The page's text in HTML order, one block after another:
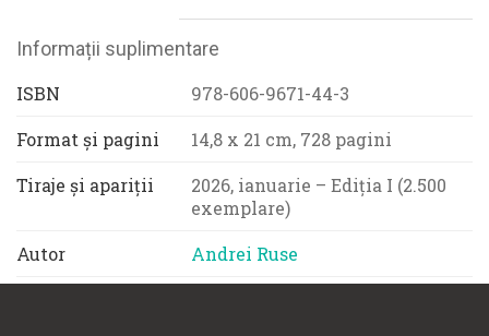
Informații suplimentare
ISBN
978-606-9671-44-3
Format și pagini
14,8 x 21 cm, 728 pagini
Tiraje și apariții
2026, ianuarie – Ediția I (2.500
exemplare)
Autor
Andrei Ruse